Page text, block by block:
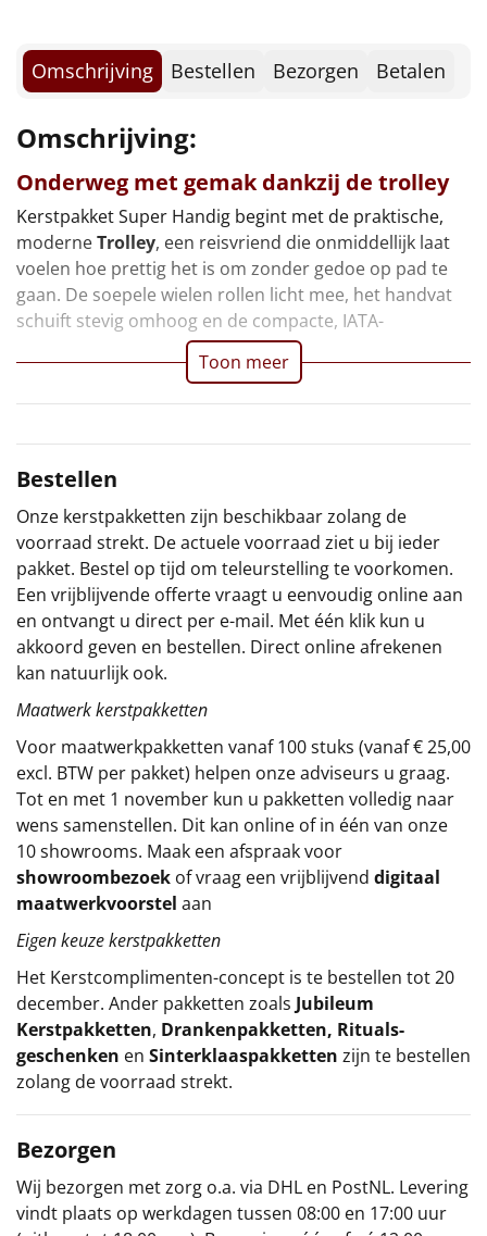
Alle artikelen
Overige
Ideeën
Personeel
Doe het zelf
Sinterklaaspakketten
Kerstgeschenken 2026
Cadeaubon
Per stuk
Alle overige
Omschrijving Bestellen Bezorgen Betalen
Omschrijving:
Onderweg met gemak dankzij de trolley
Kerstpakket Super Handig begint met de praktische,
moderneTrolley, een reisvriend die onmiddellijk laat
voelen hoe prettig het is om zonder gedoe op pad te
gaan. De soepele wielen rollen licht mee, het handvat
schuift stevig omhoog en de compacte, IATA-
Toon meer
Bestellen
Onze kerstpakketten zijn beschikbaar zolang de
voorraad strekt. De actuele voorraad ziet u bij ieder
pakket. Bestel op tijd om teleurstelling te voorkomen.
Een vrijblijvende offerte vraagt u eenvoudig online aan
en ontvangt u direct per e-mail. Met één klik kun u
akkoord geven en bestellen. Direct online afrekenen
kan natuurlijk ook.
Maatwerk kerstpakketten
Voor maatwerkpakketten vanaf 100 stuks (vanaf € 25,00
excl. BTW per pakket) helpen onze adviseurs u graag.
Tot en met 1 november kun u pakketten volledig naar
wens samenstellen. Dit kan online of in één van onze
10 showrooms. Maak een afspraak voor
showroombezoek of vraag een vrijblijvend digitaal
maatwerkvoorstel aan
Eigen keuze kerstpakketten
Het Kerstcomplimenten-concept is te bestellen tot 20
december. Ander pakketten zoals Jubileum
Kerstpakketten, Drankenpakketten, Rituals-
geschenken en Sinterklaaspakketten zijn te bestellen
zolang de voorraad strekt.
Bezorgen
Wij bezorgen met zorg o.a. via DHL en PostNL. Levering
vindt plaats op werkdagen tussen 08:00 en 17:00 uur